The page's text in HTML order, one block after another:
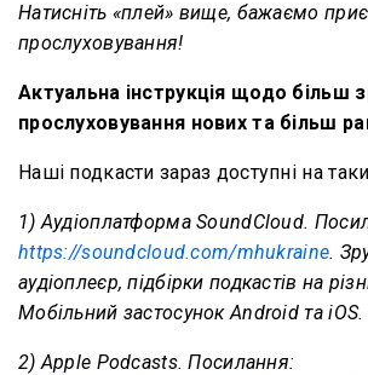
Натисніть «плей» вище, бажаємо
прослуховування!
Актуальна інструкція щодо більш
прослуховування нових та більш
Наші подкасти зараз доступні на
1) Аудіоплатформа SoundCloud.
https://soundcloud.com/mhukraine.
аудіоплеєр, підбірки подкастів на
Мобільний застосунок Android та iOS.
2) Apple Podcasts. Посилання: